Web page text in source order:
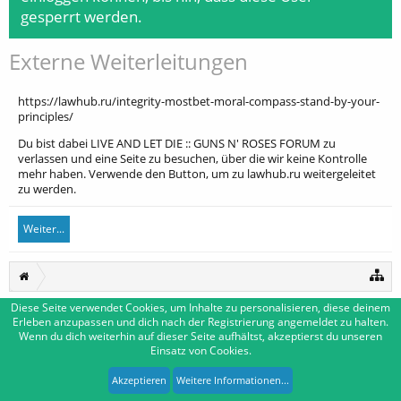
gesperrt werden.
Externe Weiterleitungen
https://lawhub.ru/integrity-mostbet-moral-compass-stand-by-your-
principles/
Du bist dabei LIVE AND LET DIE :: GUNS N' ROSES FORUM zu
verlassen und eine Seite zu besuchen, über die wir keine Kontrolle
mehr haben. Verwende den Button, um zu lawhub.ru weitergeleitet
zu werden.
Weiter...
Deutsch [Du] Kontakt
Impressum Nutzungsbedingungen
Forum software by XenForo™|Media embeds by s9e-Deutsch von xenDach
XenForo style by Pixel Exit
Diese Seite verwendet Cookies, um Inhalte zu personalisieren, diese deinem
Erleben anzupassen und dich nach der Registrierung angemeldet zu halten.
Wenn du dich weiterhin auf dieser Seite aufhältst, akzeptierst du unseren
Einsatz von Cookies.
Akzeptieren Weitere Informationen...